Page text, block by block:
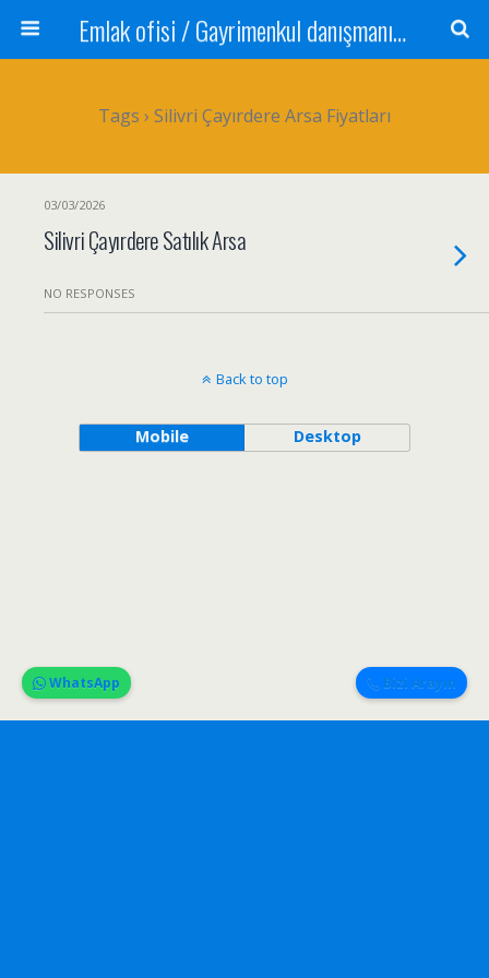
Emlak ofisi / Gayrimenkul danışmanı Satılık daire / Kiralık daire Satılık arsa / Tarla Satılık dükkan / Mağaza Devren satılık işyeri Depo ve antrepo Yatırım: Yatırımlık arsa
Tags › Silivri Çayırdere Arsa Fiyatları
03/03/2026
Silivri Çayırdere Satılık Arsa
NO RESPONSES
Back to top
Mobile Desktop
Bizi Arayın
WhatsApp